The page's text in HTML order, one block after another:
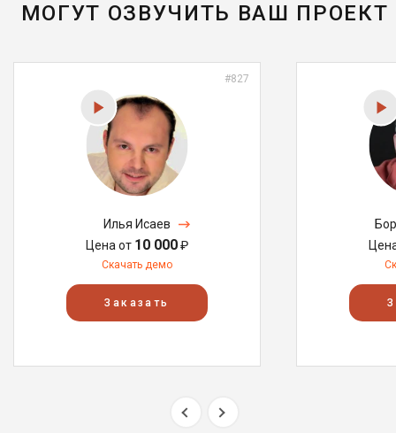
МОГУТ ОЗВУЧИТЬ ВАШ ПРОЕКТ
#827
Илья Исаев
Цена от 10 000₽
Скачать демо
Заказать